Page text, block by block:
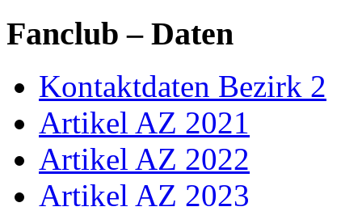
Fanclub – Daten
Kontaktdaten Bezirk 2
Artikel AZ 2021
Artikel AZ 2022
Artikel AZ 2023